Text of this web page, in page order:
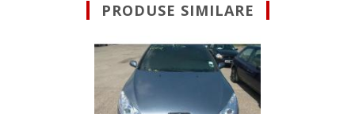
PRODUSE SIMILARE
Suna pentru
roata de rezerva
SW (6E) 2004/05-2008